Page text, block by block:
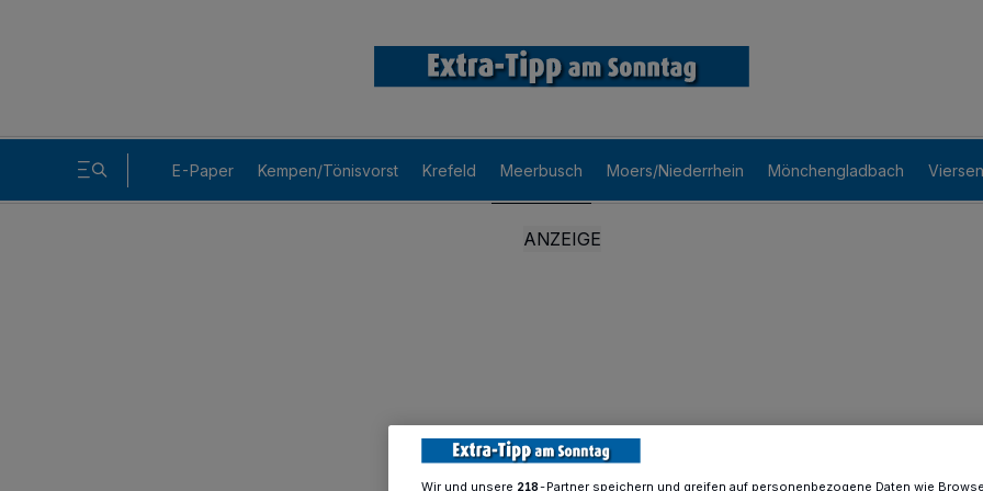
E-Paper Kempen/Tönisvorst Krefeld Meerbusch Moers/Niederrhein Mönchengladbach Viersen
Wir und unsere 218-Partner speichern und greifen auf personenbezogene Daten wie